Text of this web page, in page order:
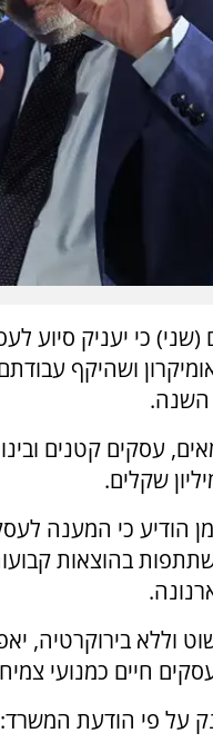
כי יעניק סיוע
ושהיקף
השנה.
עסקים קטנים
הודיע כי המענה
בהוצאות
וללא בירוקרטיה,
חיים כמנועי
על פי הודעת המשרד: